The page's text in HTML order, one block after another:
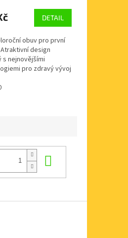
DETAIL
obuv pro první
design
s nejnovějšími
pro zdravý vývoj
začátcích. Svršek